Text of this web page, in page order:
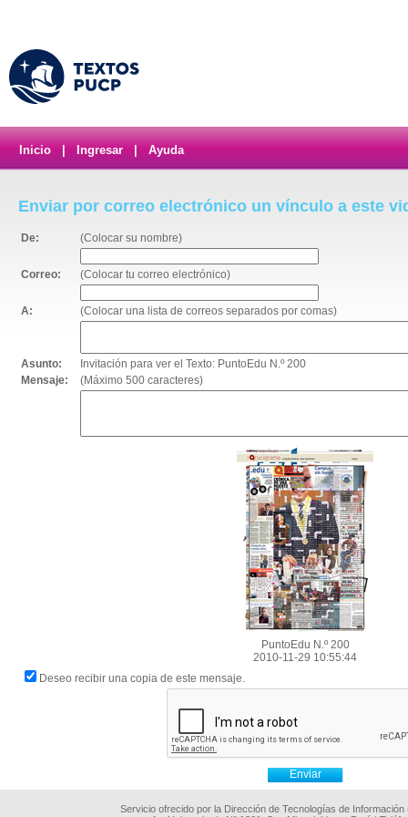
Inicio Ingresar Ayuda
Enviar por correo electrónico un vínculo a este
De: (Colocar su nombre)
Correo: (Colocar tu correo electrónico)
A: (Colocar una lista de correos separados por comas)
Asunto:
Invitación para ver el Texto: PuntoEdu N.º 200
Mensaje:
(Máximo 500 caracteres)
PuntoEdu N.º 200
2010-11-29 10:55:44
Deseo recibir una copia de este mensaje.
Servicio ofrecido por la Dirección de Tecnologías de